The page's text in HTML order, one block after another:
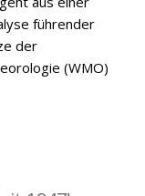
führender
der
(WMO)